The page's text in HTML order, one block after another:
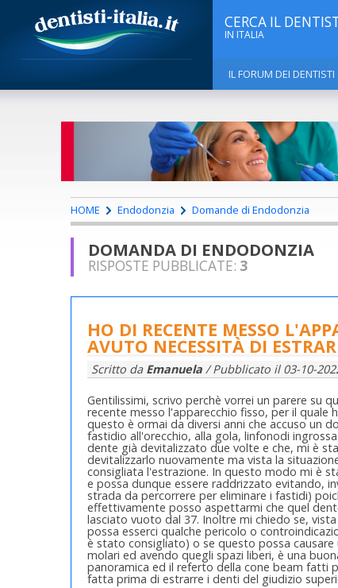
CERCA IL
IN ITALIA
IL FORUM DEI DENTISTI
HOME Endodonzia Domande di Endodonzia
DOMANDA DI ENDODONZIA
RISPOSTE PUBBLICATE: 3
HO DI RECENTE MESSO
AVUTO NECESSITÀ DI
Scritto da Emanuela / Pubblicato il 03-10-
Gentilissimi, scrivo perchè vorrei un parere su
recente messo l'apparecchio fisso, per il
questo è ormai da diversi anni che accuso un
fastidio all'orecchio, alla gola, linfonodi
dente già devitalizzato due volte e che, mi è
devitalizzarlo nuovamente ma vista la
consigliata l'estrazione. In questo modo mi è
e possa dunque essere raddrizzato evitando,
strada da percorrere per eliminare i fastidi)
effettivamente posso aspettarmi che quel
lasciato vuoto dal 37. Inoltre mi chiedo se,
possa esserci qualche pericolo o
è stato consigliato) o se questo possa
molari ed avendo quegli spazi liberi, è una
panoramica ed il referto della cone beam fatti
fatta prima di estrarre i denti del giudizio